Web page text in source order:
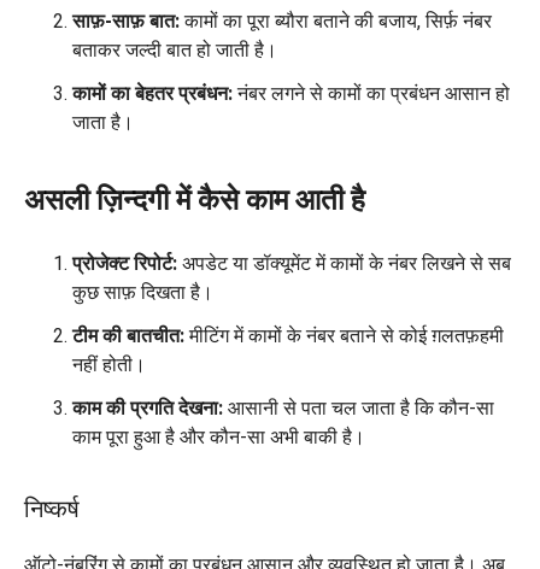
साफ़-साफ़ बात:कामों का पूरा ब्यौरा बताने की बजाय, सिर्फ़ नंबर
बताकर जल्दी बात हो जाती है।
कामों का बेहतर प्रबंधन:नंबर लगने से कामों का प्रबंधन आसान हो
जाता है।
असली ज़िन्दगी में कैसे काम आती है
प्रोजेक्ट रिपोर्ट: अपडेट या डॉक्यूमेंट में कामों के नंबर लिखने से सब
कुछ साफ़ दिखता है।
टीम की बातचीत:मीटिंग में कामों के नंबर बताने से कोई ग़लतफ़हमी
नहीं होती।
काम की प्रगति देखना: आसानी से पता चल जाता है कि कौन-सा
काम पूरा हुआ है और कौन-सा अभी बाकी है।
निष्कर्ष
ऑटो-नंबरिंग से कामों का प्रबंधन आसान और व्यवस्थित हो जाता है। अब